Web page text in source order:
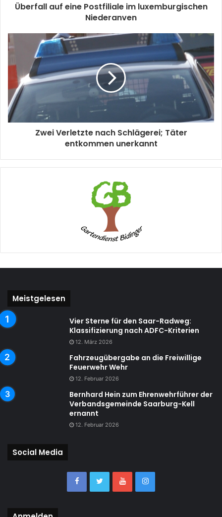
Überfall auf eine Postfiliale im luxemburgischen
Niederanven
Zwei Verletzte nach Schlägerei; Täter
entkommen unerkannt
Meistgelesen
Vier Sterne für den Saar-Radweg:
Klassifizierung nach ADFC-Kriterien
12. März 2026
Fahrzeugübergabe an die Freiwillige
Feuerwehr Wehr
12. Februar 2026
Bernhard Hein zum Ehrenwehrführer der
Verbandsgemeinde Saarburg-Kell
ernannt
12. Februar 2026
Social Media